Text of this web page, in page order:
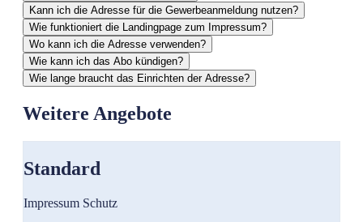
Kann ich die Adresse für die Gewerbeanmeldung nutzen?
Wie funktioniert die Landingpage zum Impressum?
Wo kann ich die Adresse verwenden?
Wie kann ich das Abo kündigen?
Wie lange braucht das Einrichten der Adresse?
Weitere Angebote
Standard
Impressum Schutz